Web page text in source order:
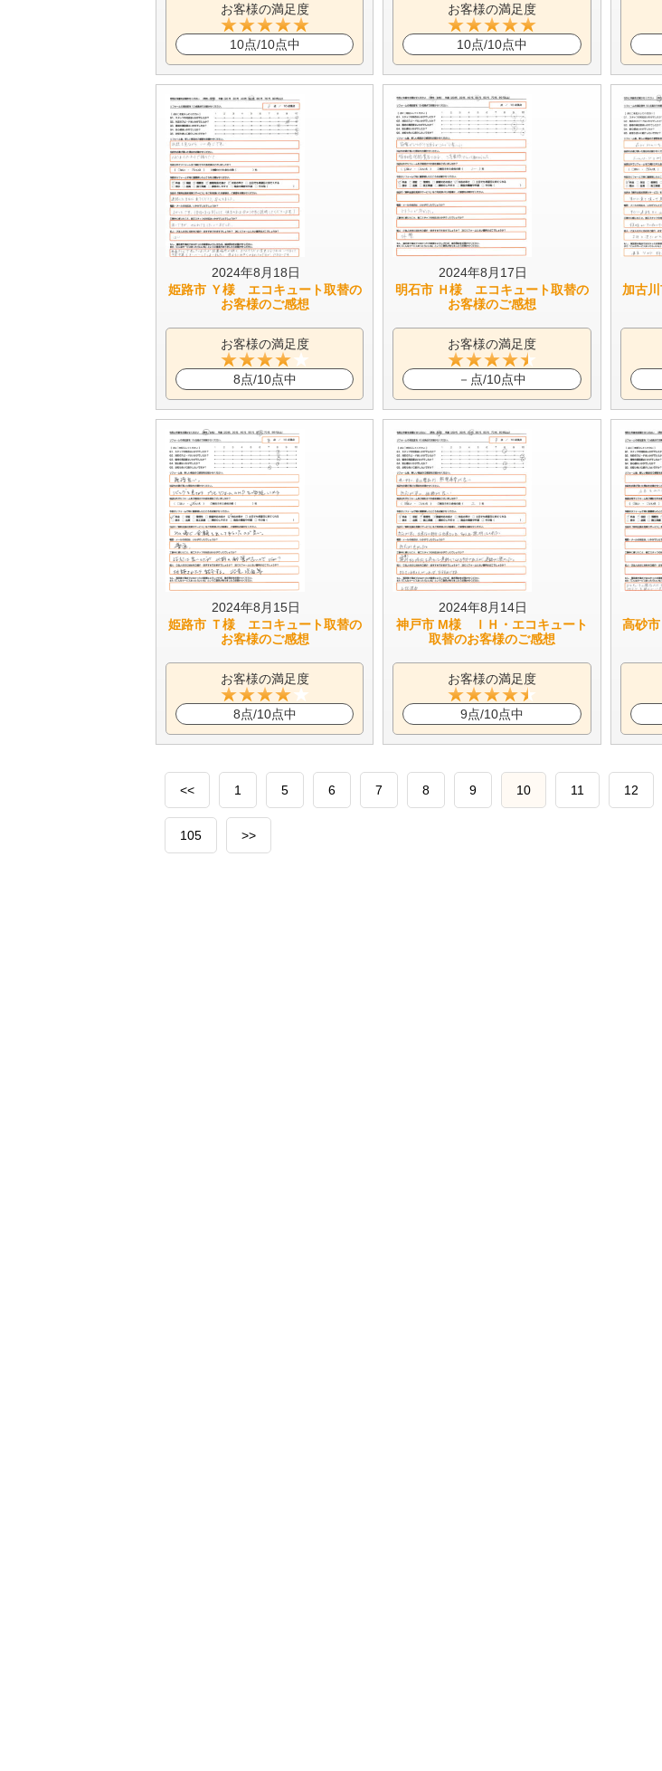
お客様の満足度
10点/10点中
お客様の満足度
10点/10点中
2024年8月18日
姫路市 Ｙ様 エコキュート取替の
お客様のご感想
お客様の満足度
8点/10点中
2024年8月17日
明石市 Ｈ様 エコキュート取替の
お客様のご感想
お客様の満足度
－点/10点中
加古
2024年8月15日
姫路市 Ｔ様 エコキュート取替の
お客様のご感想
お客様の満足度
8点/10点中
2024年8月14日
神戸市 M様 ＩＨ・エコキュート
取替のお客様のご感想
お客様の満足度
9点/10点中
高砂
<< 1 5 6 7 8 9 10 11 12
105 >>